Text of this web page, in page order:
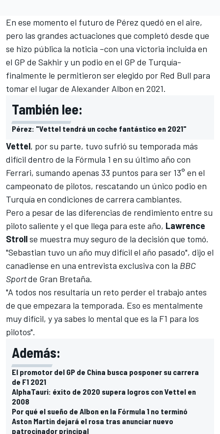
En ese momento el futuro de Pérez quedó en el aire,
pero las grandes actuaciones que completó desde que
se hizo pública la noticia –con una victoria incluida en
el GP de Sakhir y un podio en el GP de Turquía-
finalmente le permitieron ser elegido por Red Bull para
tomar el lugar de Alexander Albon en 2021.
También lee:
Pérez: "Vettel tendrá un coche fantástico en 2021"
Vettel, por su parte, tuvo sufrió su temporada más
difícil dentro de la Fórmula 1 en su último año con
Ferrari, sumando apenas 33 puntos para ser 13° en el
campeonato de pilotos, rescatando un único podio en
Turquía en condiciones de carrera cambiantes.
Pero a pesar de las diferencias de rendimiento entre su
piloto saliente y el que llega para este año, Lawrence
Strollse muestra muy seguro de la decisión que tomó.
"Sebastian tuvo un año muy difícil el año pasado", dijo el
canadiense en una entrevista exclusiva con la BBC
Sportde Gran Bretaña.
"A todos nos resultaría un reto perder el trabajo antes
de que empezara la temporada. Eso es mentalmente
muy difícil, y ya sabes lo mental que es la F1 para los
pilotos".
Además:
El promotor del GP de China busca posponer su carrera
de F1 2021
AlphaTauri: éxito de 2020 supera logros con Vettel en
2008
Por qué el sueño de Albon en la Fórmula 1 no terminó
Aston Martin dejará el rosa tras anunciar nuevo
patrocinador principal